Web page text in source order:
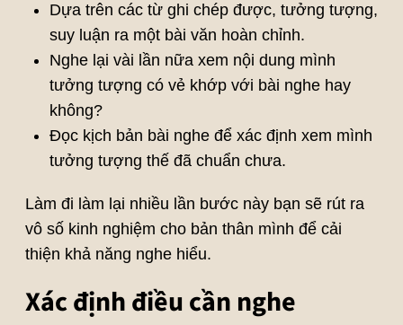
Dựa trên các từ ghi chép được, tưởng tượng,
suy luận ra một bài văn hoàn chỉnh.
Nghe lại vài lần nữa xem nội dung mình
tưởng tượng có vẻ khớp với bài nghe hay
không?
Đọc kịch bản bài nghe để xác định xem mình
tưởng tượng thế đã chuẩn chưa.
Làm đi làm lại nhiều lần bước này bạn sẽ rút ra
vô số kinh nghiệm cho bản thân mình để cải
thiện khả năng nghe hiểu.
Xác định điều cần nghe